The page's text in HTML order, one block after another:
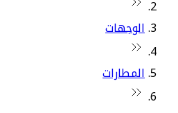
الوجهات
المطارات